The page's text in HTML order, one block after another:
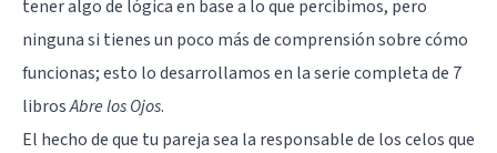
tener algo de lógica en base a lo que percibimos, pero
ninguna si tienes un poco más de comprensión sobre cómo
funcionas; esto lo desarrollamos en la serie completa de 7
librosAbre los Ojos.
El hecho de que tu pareja sea la responsable de los celos que